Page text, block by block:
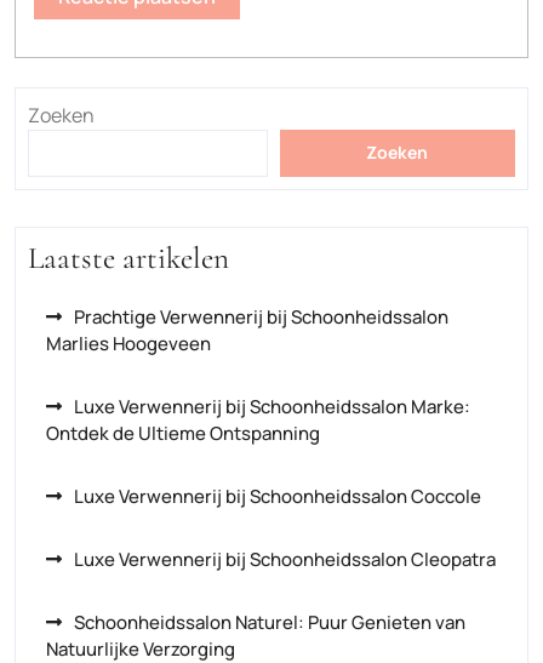
Zoeken
Zoeken
Laatste artikelen
Prachtige Verwennerij bij Schoonheidssalon
Marlies Hoogeveen
Luxe Verwennerij bij Schoonheidssalon Marke:
Ontdek de Ultieme Ontspanning
Luxe Verwennerij bij Schoonheidssalon Coccole
Luxe Verwennerij bij Schoonheidssalon Cleopatra
Schoonheidssalon Naturel: Puur Genieten van
Natuurlijke Verzorging